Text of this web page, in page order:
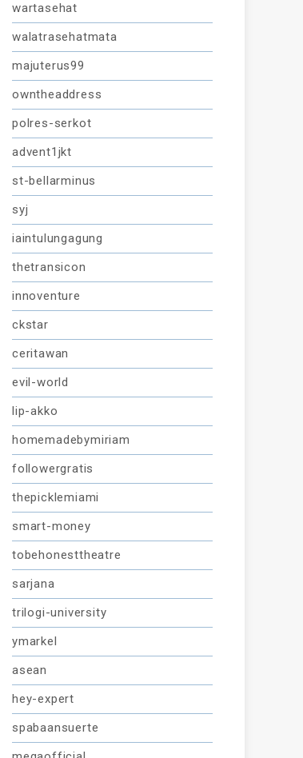
wartasehat
walatrasehatmata
majuterus99
owntheaddress
polres-serkot
advent1jkt
st-bellarminus
syj
iaintulungagung
thetransicon
innoventure
ckstar
ceritawan
evil-world
lip-akko
homemadebymiriam
followergratis
thepicklemiami
smart-money
tobehonesttheatre
sarjana
trilogi-university
ymarkel
asean
hey-expert
spabaansuerte